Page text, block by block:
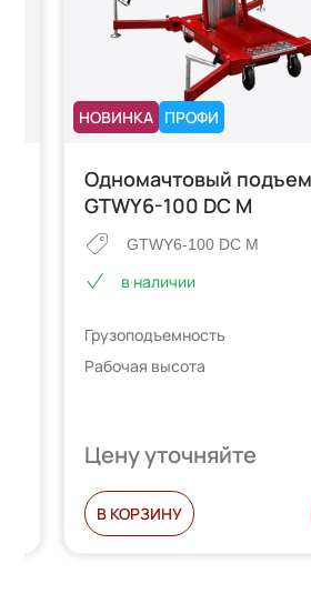
НОВИНКА ПРОФИ
Одномачтовый
GTWY6-100 DC M
GTWY6-100 DC M
в наличии
Грузоподъемность
Рабочая высота
Цену уточняйте
В КОРЗИНУ